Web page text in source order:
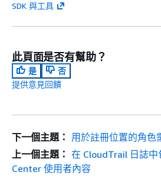
SDK 與工具
此頁面是否有幫助？
是
否
提供意見回饋
下一個主題： 用於註冊位置的角色
上一個主題： 在 CloudTrail 日誌
Center 使用者內容